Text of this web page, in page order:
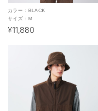
カラー： BLACK
サイズ： M
¥11,880